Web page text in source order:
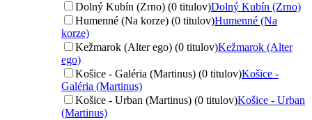
Dolný Kubín (Zrno) (0 titulov)Dolný Kubín (Zrno)
Humenné (Na korze) (0 titulov)Humenné (Na
korze)
Kežmarok (Alter ego) (0 titulov)Kežmarok (Alter
ego)
Košice - Galéria (Martinus) (0 titulov)Košice -
Galéria (Martinus)
Košice - Urban (Martinus) (0 titulov)Košice - Urban
(Martinus)